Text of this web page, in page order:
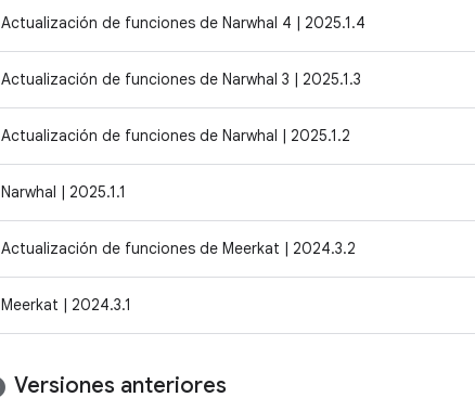
Actualización de funciones de Narwhal 4 | 2025.1.4
Actualización de funciones de Narwhal 3 | 2025.1.3
Actualización de funciones de Narwhal | 2025.1.2
Narwhal | 2025.1.1
Actualización de funciones de Meerkat | 2024.3.2
Meerkat | 2024.3.1
Versiones anteriores